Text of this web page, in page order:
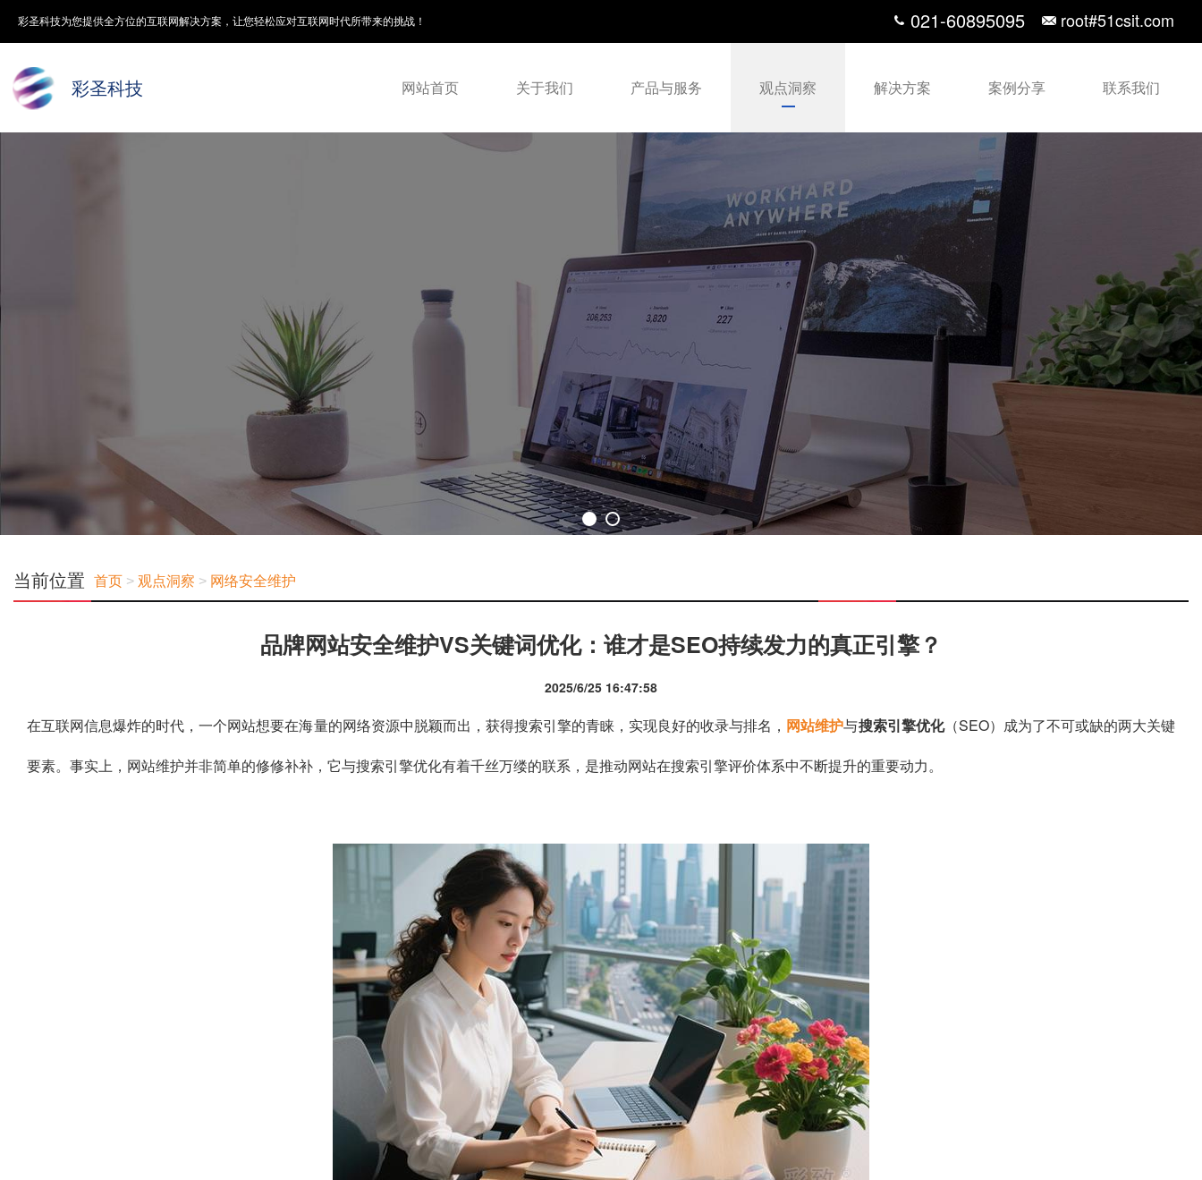
彩圣科技为您提供全方位的互联网解决方案，让您轻松应对互联网时代所带来的挑战！ 021-60895095 root#51csit.com
彩圣科技 网站首页 关于我们 产品与服务 观点洞察 解决方案 案例分享 联系我们
当前位置 首页 > 观点洞察 > 网络安全维护
品牌网站安全维护VS关键词优化：谁才是SEO持续发力的真正引擎？
2025/6/25 16:47:58
在互联网信息爆炸的时代，一个网站想要在海量的网络资源中脱颖而出，获得搜索引擎的青睐，实现良好的收录与排名， 网站维护与搜索引擎优化（SEO）成为了不可或缺的两大关键
要素。事实上，网站维护并非简单的修修补补，它与搜索引擎优化有着千丝万缕的联系，是推动网站在搜索引擎评价体系中不断提升的重要动力。